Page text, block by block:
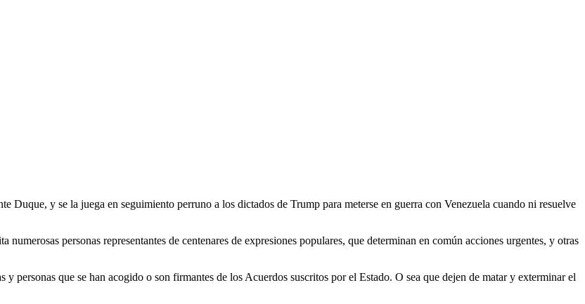
Duque, y se la juega en seguimiento perruno a los dictados de Trump para meterse en guerra con Venezuela cuando ni resuelve
personas representantes de centenares de expresiones populares, que determinan en común acciones urgentes, y otras
personas que se han acogido o son firmantes de los Acuerdos suscritos por el Estado. O sea que dejen de matar y exterminar el